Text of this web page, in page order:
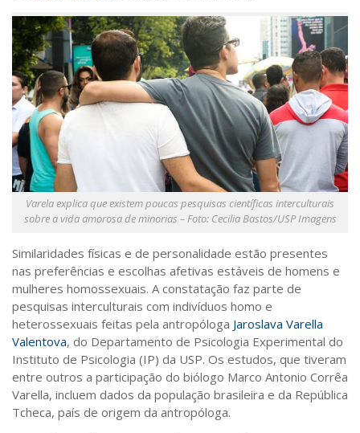
Seções
Mural do IP
Perfil
Commentor
Lançamento
Psico-HQ
Dossiês
Gênero
Alfabetização
Transtorno do Espectro Autista
Contato
Quem somos
Sobre o Portal
Varela explica que existem poucas pesquisas científicas interculturais
sobre a vida amorosa de minorias – Foto: Cecilia Bastos/USP Imagens
Similaridades físicas e de personalidade estão presentes
nas preferências e escolhas afetivas estáveis de homens e
mulheres homossexuais. A constatação faz parte de
pesquisas interculturais com indivíduos homo e
heterossexuais feitas pela antropóloga Jaroslava Varella
Valentova, do Departamento de Psicologia Experimental do
Instituto de Psicologia (IP) da USP. Os estudos, que tiveram
entre outros a participação do biólogo Marco Antonio Corrêa
Varella, incluem dados da população brasileira e da República
Tcheca, país de origem da antropóloga.